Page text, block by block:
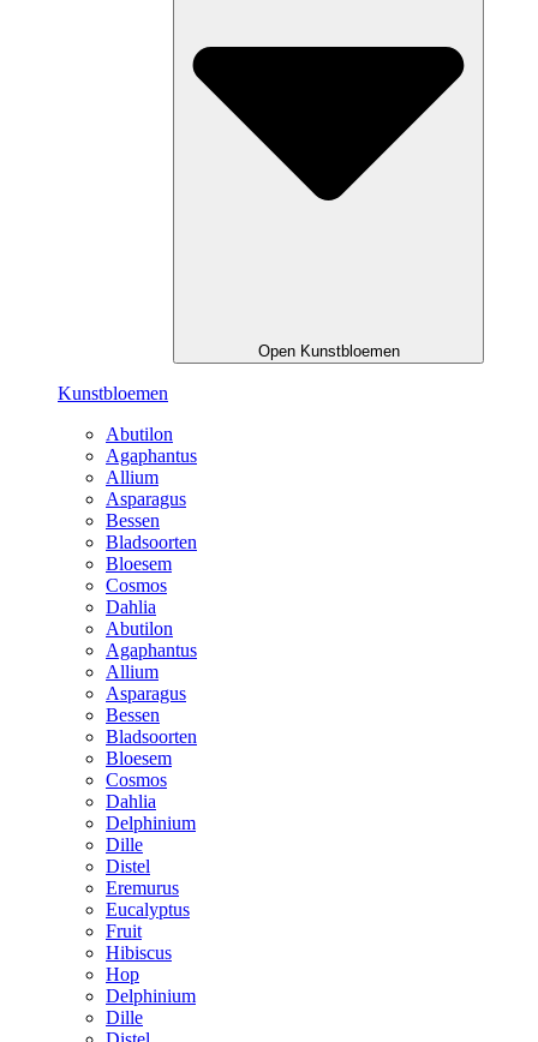
Open Kunstbloemen
Kunstbloemen
Abutilon
Agaphantus
Allium
Asparagus
Bessen
Bladsoorten
Bloesem
Cosmos
Dahlia
Abutilon
Agaphantus
Allium
Asparagus
Bessen
Bladsoorten
Bloesem
Cosmos
Dahlia
Delphinium
Dille
Distel
Eremurus
Eucalyptus
Fruit
Hibiscus
Hop
Delphinium
Dille